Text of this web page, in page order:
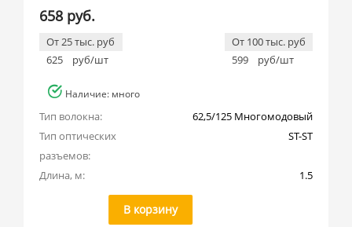
658 руб.
От 25 тыс. руб
625
руб/шт
От 100 тыс. руб
599
руб/шт
Наличие: много
Тип волокна:
62,5/125 Многомодовый
Тип оптических
разъемов:
ST-ST
Длина, м: 1.5
В корзину